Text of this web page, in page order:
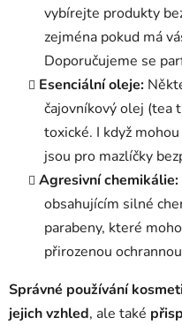
vybírejte produkty
zejména pokud má
Doporučujeme se
Esenciální oleje:
čajovníkový olej (tea
toxické. I když
jsou pro mazlíčky
Agresivní chemikálie:
obsahujícím silné
parabeny, které
přirozenou
Správné používání
jejich vzhled, ale také